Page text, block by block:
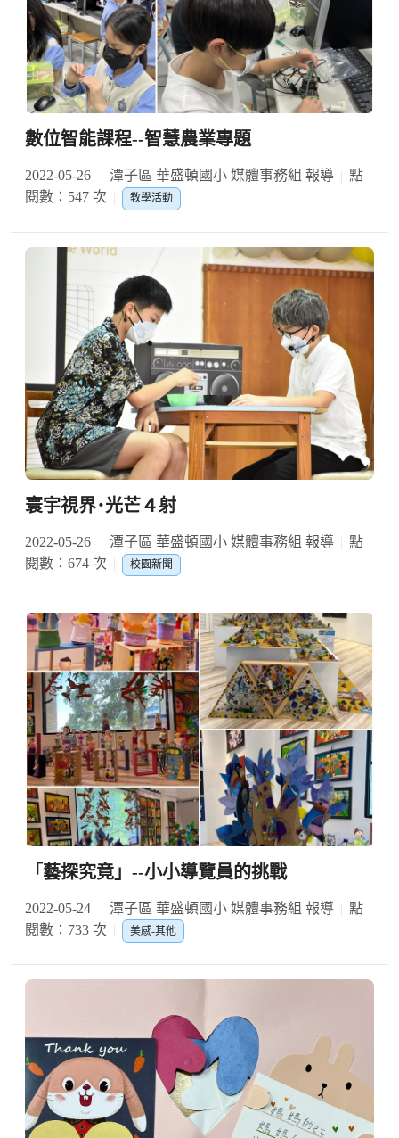
數位智能課程--智慧農業專題
2022-05-26 潭子區 華盛頓國小 媒體事務組 報導
點
閱數：547 次
教學活動
寰宇視界･光芒４射
2022-05-26 潭子區 華盛頓國小 媒體事務組 報導
點
閱數：674 次
校園新聞
「藝探究竟」--小小導覽員的挑戰
2022-05-24 潭子區 華盛頓國小 媒體事務組 報導
點
閱數：733 次
美感-其他